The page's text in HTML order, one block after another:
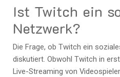
Ist Twitch ein
Netzwerk?
Die Frage, ob Twitch ein
diskutiert. Obwohl Twitch in
Live-Streaming von